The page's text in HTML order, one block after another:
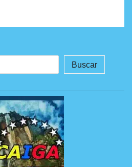
Buscar